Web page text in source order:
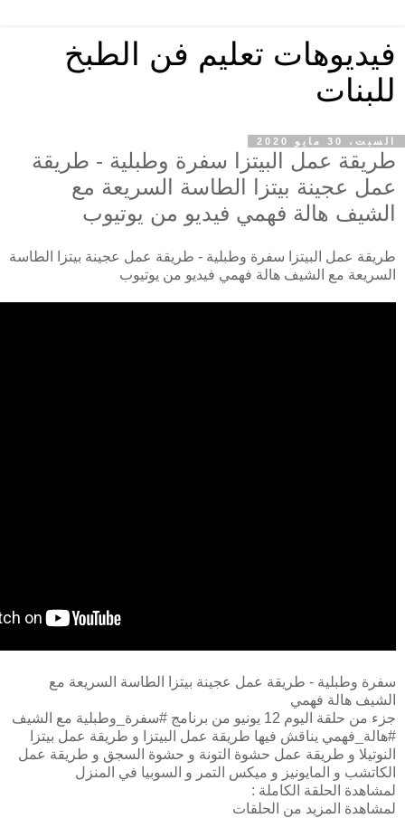
فيديوهات تعليم فن الطبخ
للبنات
السبت، 30 مايو 2020
طريقة عمل البيتزا سفرة وطبلية - طريقة
عمل عجينة بيتزا الطاسة السريعة مع
الشيف هالة فهمي فيديو من يوتيوب
طريقة عمل البيتزا سفرة وطبلية - طريقة عمل عجينة بيتزا الطاسة
السريعة مع الشيف هالة فهمي فيديو من يوتيوب
سفرة وطبلية - طريقة عمل عجينة بيتزا الطاسة السريعة مع
الشيف هالة فهمي
جزء من حلقة اليوم 12 يونيو من برنامج #سفرة_وطبلية مع الشيف
#هالة_فهمي يناقش فيها طريقة عمل البيتزا و طريقة عمل بيتزا
النوتيلا و طريقة عمل حشوة التونة و حشوة السجق و طريقة عمل
الكاتشب و المايونيز و ميكس التمر و السوبيا في المنزل
لمشاهدة الحلقة الكاملة :
لمشاهدة المزيد من الحلقات